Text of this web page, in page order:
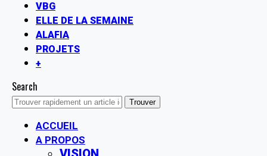
VBG
ELLE DE LA SEMAINE
ALAFIA
PROJETS
+
Search
ACCUEIL
A PROPOS